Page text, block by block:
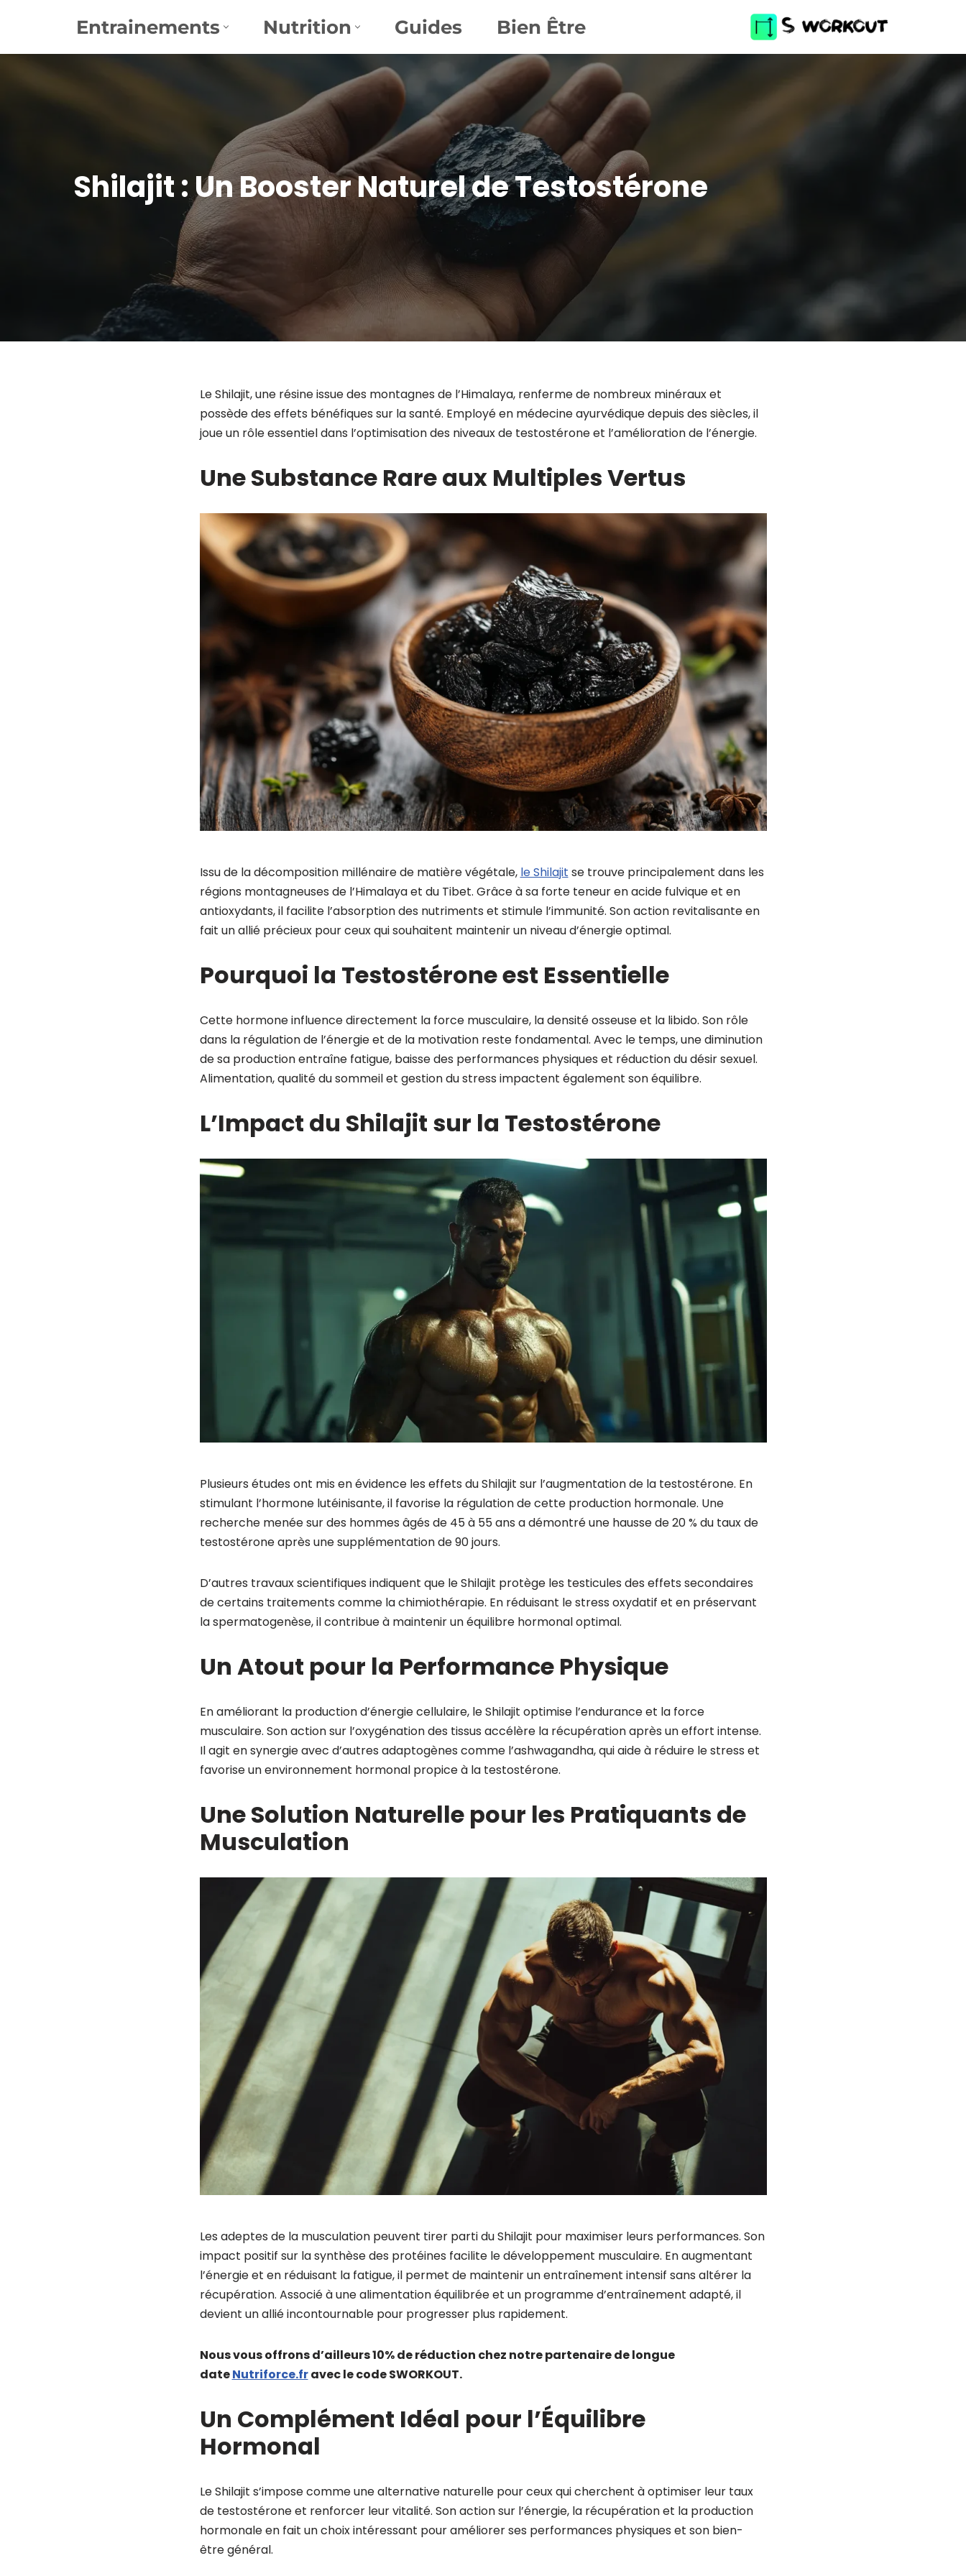
au
Entrainements Nutrition Guides Bien Être
Shilajit : Un Booster Naturel de Testostérone
Le Shilajit, une résine issue des montagnes de l’Himalaya, renferme de nombreux minéraux et
possède des effets bénéfiques sur la santé. Employé en médecine ayurvédique depuis des siècles, il
joue un rôle essentiel dans l’optimisation des niveaux de testostérone et l’amélioration de l’énergie.
Une Substance Rare aux Multiples Vertus
Issu de la décomposition millénaire de matière végétale, le Shilajit se trouve principalement dans les
régions montagneuses de l’Himalaya et du Tibet. Grâce à sa forte teneur en acide fulvique et en
antioxydants, il facilite l’absorption des nutriments et stimule l’immunité. Son action revitalisante en
fait un allié précieux pour ceux qui souhaitent maintenir un niveau d’énergie optimal.
Pourquoi la Testostérone est Essentielle
Cette hormone influence directement la force musculaire, la densité osseuse et la libido. Son rôle
dans la régulation de l’énergie et de la motivation reste fondamental. Avec le temps, une diminution
de sa production entraîne fatigue, baisse des performances physiques et réduction du désir sexuel.
Alimentation, qualité du sommeil et gestion du stress impactent également son équilibre.
L’Impact du Shilajit sur la Testostérone
Plusieurs études ont mis en évidence les effets du Shilajit sur l’augmentation de la testostérone. En
stimulant l’hormone lutéinisante, il favorise la régulation de cette production hormonale. Une
recherche menée sur des hommes âgés de 45 à 55 ans a démontré une hausse de 20 % du taux de
testostérone après une supplémentation de 90 jours.
D’autres travaux scientifiques indiquent que le Shilajit protège les testicules des effets secondaires
de certains traitements comme la chimiothérapie. En réduisant le stress oxydatif et en préservant
la spermatogenèse, il contribue à maintenir un équilibre hormonal optimal.
Un Atout pour la Performance Physique
En améliorant la production d’énergie cellulaire, le Shilajit optimise l’endurance et la force
musculaire. Son action sur l’oxygénation des tissus accélère la récupération après un effort intense.
Il agit en synergie avec d’autres adaptogènes comme l’ashwagandha, qui aide à réduire le stress et
favorise un environnement hormonal propice à la testostérone.
Une Solution Naturelle pour les Pratiquants de
Musculation
Les adeptes de la musculation peuvent tirer parti du Shilajit pour maximiser leurs performances. Son
impact positif sur la synthèse des protéines facilite le développement musculaire. En augmentant
l’énergie et en réduisant la fatigue, il permet de maintenir un entraînement intensif sans altérer la
récupération. Associé à une alimentation équilibrée et un programme d’entraînement adapté, il
devient un allié incontournable pour progresser plus rapidement.
Nous vous offrons d’ailleurs 10% de réduction chez notre partenaire de longue
dateNutriforce.fravec le code SWORKOUT.
Un Complément Idéal pour l’Équilibre
Hormonal
Le Shilajit s’impose comme une alternative naturelle pour ceux qui cherchent à optimiser leur taux
de testostérone et renforcer leur vitalité. Son action sur l’énergie, la récupération et la production
hormonale en fait un choix intéressant pour améliorer ses performances physiques et son bien-
être général.